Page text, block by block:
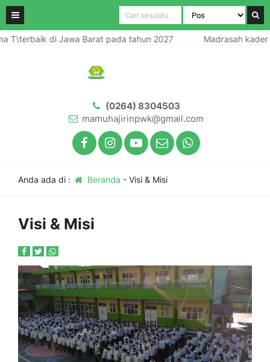
di Jawa Barat pada tahun 2027 Madrasah kader
(0264) 8304503
mamuhajirinpwk@gmail.com
Anda ada di : Beranda - Visi & Misi
Visi & Misi
VISI & MISI